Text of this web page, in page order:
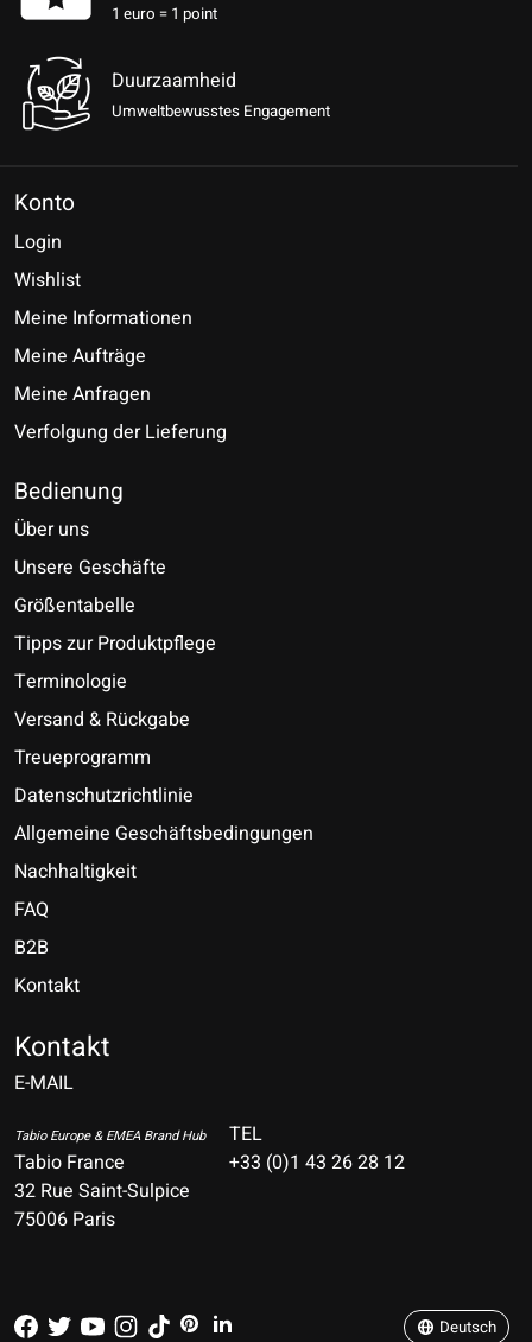
1 euro = 1 point
Duurzaamheid
Umweltbewusstes Engagement
Konto
Login
Wishlist
Meine Informationen
Meine Aufträge
Meine Anfragen
Verfolgung der Lieferung
Bedienung
Über uns
Unsere Geschäfte
Größentabelle
Tipps zur Produktpflege
Terminologie
Versand & Rückgabe
Treueprogramm
Datenschutzrichtlinie
Allgemeine Geschäftsbedingungen
Nachhaltigkeit
FAQ
B2B
Kontakt
Kontakt
E-MAIL
Tabio Europe & EMEA Brand Hub
Tabio France
32 Rue Saint-Sulpice
75006 Paris
TEL
+33 (0)1 43 26 28 12
Deutsch